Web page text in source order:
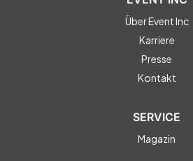
Über Event Inc
Karriere
Presse
Kontakt
SERVICE
Magazin